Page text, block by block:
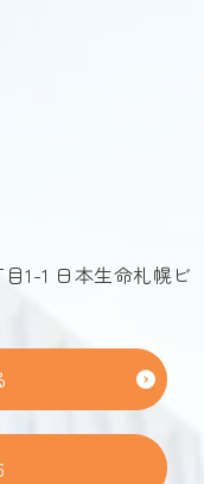
1-1 日本生命札幌ビ